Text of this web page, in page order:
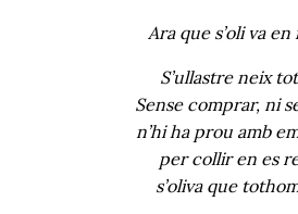
Ara que s’oli va en
S’ullastre neix
Sense comprar, ni
n’hi ha prou amb
per collir en es
s’oliva que